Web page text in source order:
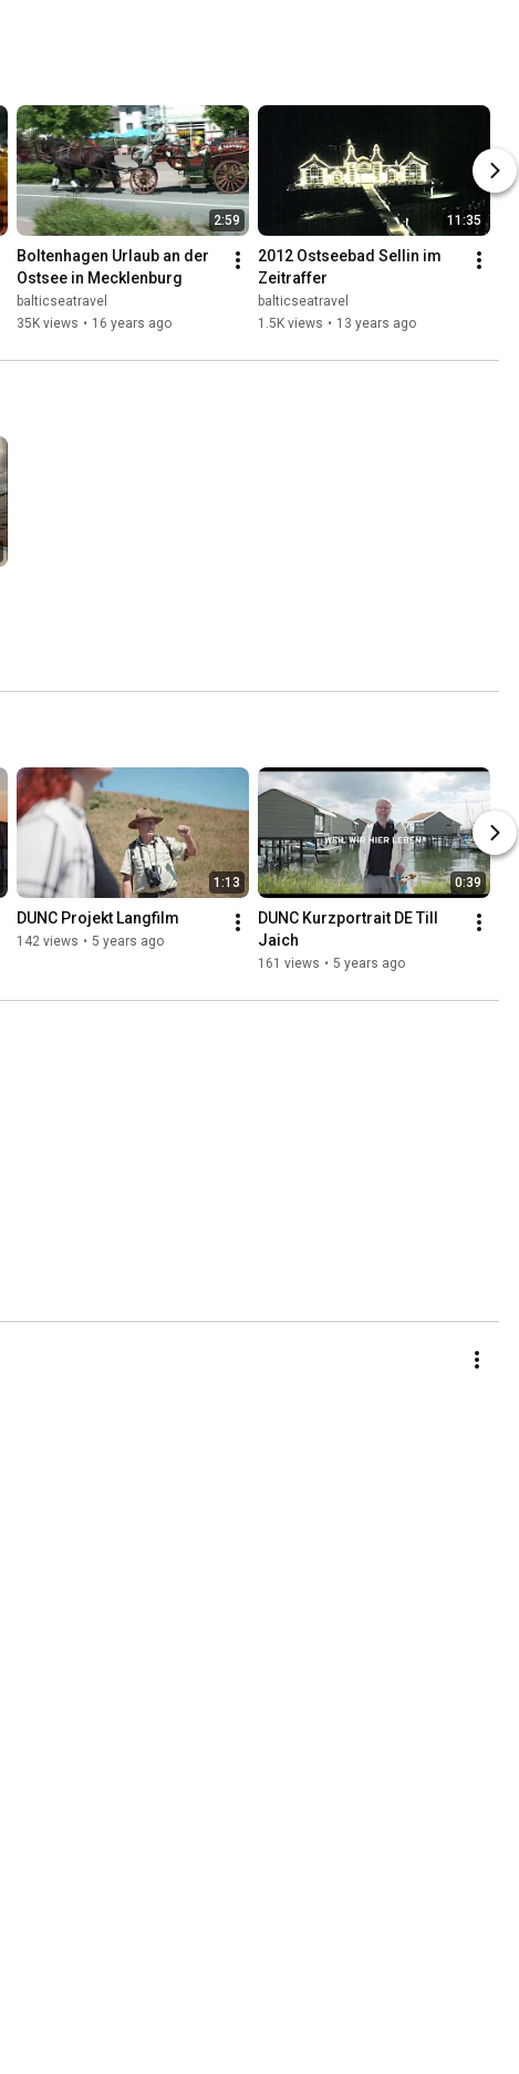
2:59
Boltenhagen Urlaub an der
Ostsee in Mecklenburg
balticseatravel
35K views • 16 years ago
11:35
2012 Ostseebad Sellin im
Zeitraffer
balticseatravel
1.5K views • 13 years ago
1:13
DUNC Projekt Langfilm
142 views • 5 years ago
0:39
DUNC Kurzportrait DE Till
Jaich
161 views • 5 years ago